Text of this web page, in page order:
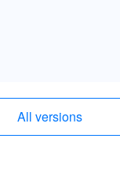
All versions